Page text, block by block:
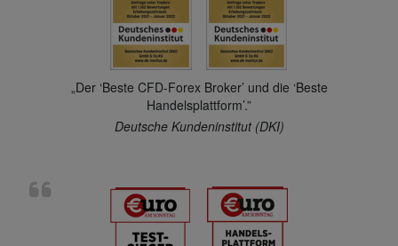
„Der ‘Beste CFD-Forex Broker’ und die ‘Beste
Handelsplattform’.”
Deutsche Kundeninstitut (DKI)